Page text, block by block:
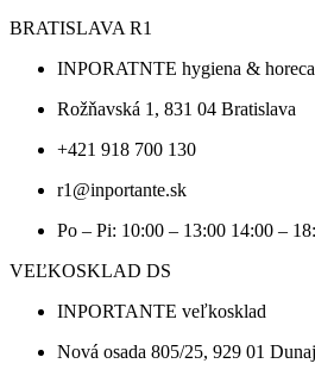
BRATISLAVA R1
INPORATNTE hygiena & horeca
Rožňavská 1, 831 04 Bratislava
+421 918 700 130
r1@inportante.sk
Po – Pi: 10:00 – 13:00 14:00 –
VEĽKOSKLAD DS
INPORTANTE veľkosklad
Nová osada 805/25, 929 01